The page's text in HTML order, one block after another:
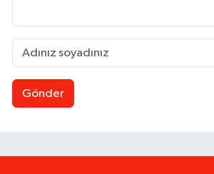
Gönder